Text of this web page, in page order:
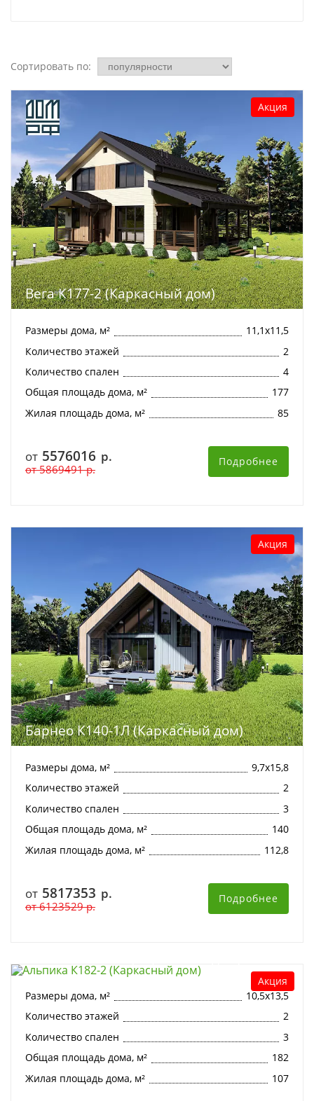
Сортировать по:
Вега К177-2 (Каркасный дом)
Акция
Размеры дома, м²
11,1х11,5
Количество этажей
2
Количество спален
4
Общая площадь дома, м²
177
Жилая площадь дома, м²
85
от 5576016 р.
от5869491р.
Подробнее
Барнео К140-1Л (Каркасный дом)
Акция
Размеры дома, м²
9,7х15,8
Количество этажей
2
Количество спален
3
Общая площадь дома, м²
140
Жилая площадь дома, м²
112,8
от 5817353 р.
от6123529р.
Подробнее
Акция
Размеры дома, м²
10,5х13,5
Количество этажей
2
Количество спален
3
Общая площадь дома, м²
182
Жилая площадь дома, м²
107